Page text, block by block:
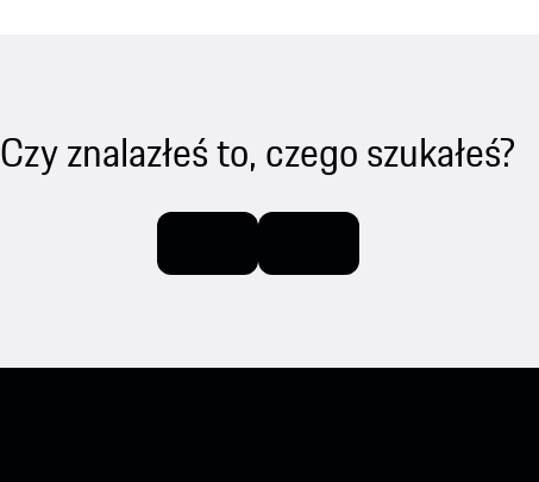
Czy znalazłeś to, czego szukałeś?